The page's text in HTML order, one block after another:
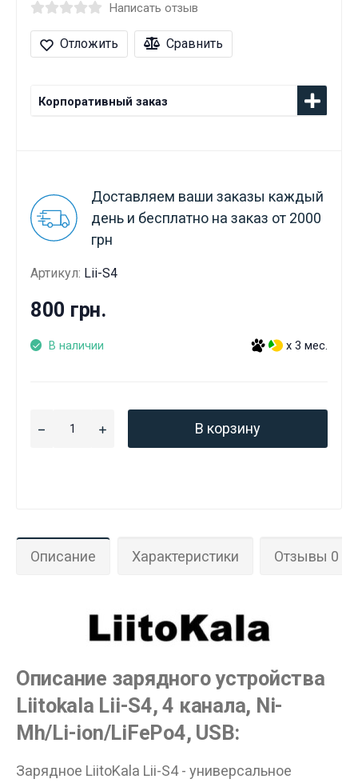
Написать отзыв
Отложить Сравнить
Корпоративный заказ
Доставляем ваши заказы каждый
день и бесплатно на заказ от 2000
грн
Артикул: Lii-S4
800 грн.
В наличии x 3 мес.
В корзину
Описание Характеристики Отзывы 0
Описание зарядного устройства
Liitokala Lii-S4, 4 канала, Ni-
Mh/Li-ion/LiFePo4, USB:
Зарядное LiitoKala Lii-S4 - универсальное